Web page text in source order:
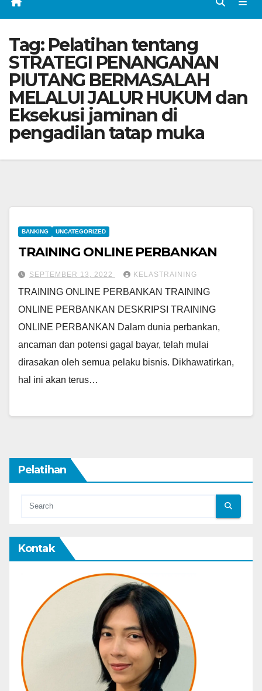
Tag: Pelatihan tentang
STRATEGI PENANGANAN
PIUTANG BERMASALAH
MELALUI JALUR HUKUM dan
Eksekusi jaminan di
pengadilan tatap muka
BANKING UNCATEGORIZED
TRAINING ONLINE PERBANKAN
SEPTEMBER 13, 2022 KELASTRAINING
TRAINING ONLINE PERBANKAN TRAINING
ONLINE PERBANKAN DESKRIPSI TRAINING
ONLINE PERBANKAN Dalam dunia perbankan,
ancaman dan potensi gagal bayar, telah mulai
dirasakan oleh semua pelaku bisnis. Dikhawatirkan,
hal ini akan terus…
Pelatihan
Kontak